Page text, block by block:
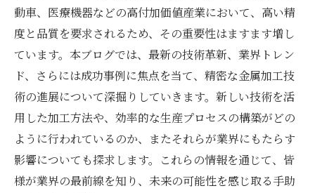
動車、医療機器などの高付加価値産業において、高い精
度と品質を要求されるため、その重要性はますます増し
ています。本ブログでは、最新の技術革新、業界トレン
ド、さらには成功事例に焦点を当て、精密な金属加工技
術の進展について深掘りしていきます。新しい技術を活
用した加工方法や、効率的な生産プロセスの構築がどの
ように行われているのか、またそれらが業界にもたらす
影響についても探求します。これらの情報を通じて、皆
様が業界の最前線を知り、未来の可能性を感じ取る手助